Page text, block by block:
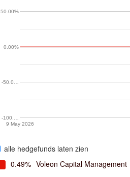
9 May 2026
-100.…
-50.0…
0.00%
50.00%
alle hedgefunds laten zien
0.49% Voleon Capital Management